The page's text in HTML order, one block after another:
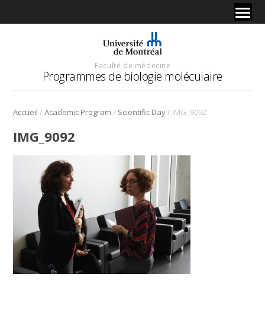
Faculté de médecine
Programmes de biologie moléculaire
Accueil /Academic Program / Scientific Day/ IMG_9092
IMG_9092